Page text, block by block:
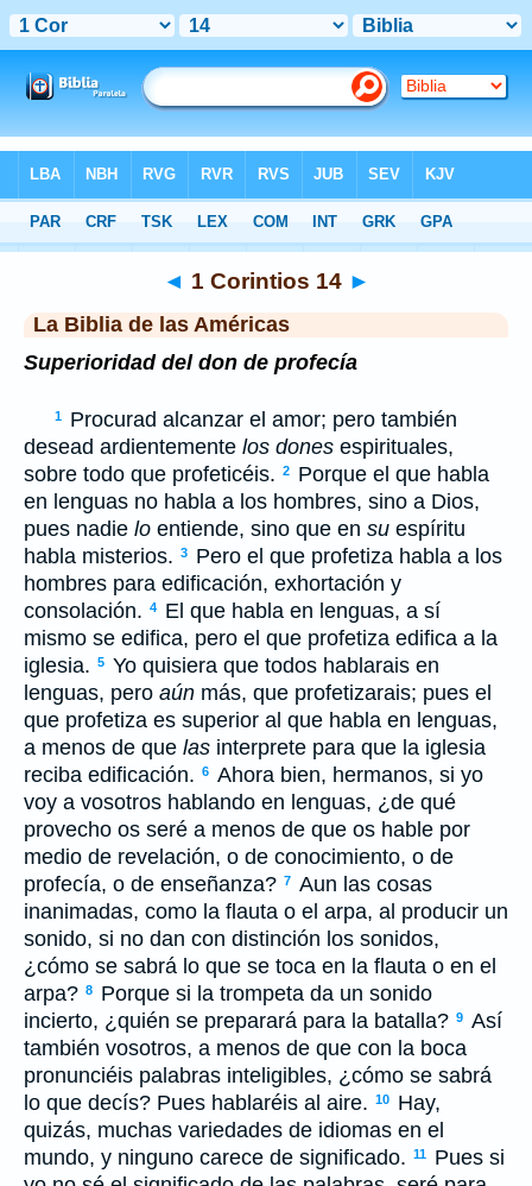
>LBLA > 1 Corintios 14
◄ 1 Corintios 14 ►
La Biblia de las Américas
Superioridad del don de profecía
1
Procurad alcanzar el amor; pero también
desead ardientemente los dones espirituales,
sobre todo que profeticéis. 2
Porque el que habla
en lenguas no habla a los hombres, sino a Dios,
pues nadie lo entiende, sino que en su espíritu
habla misterios. 3
Pero el que profetiza habla a los
hombres para edificación, exhortación y
consolación. 4
El que habla en lenguas, a sí
mismo se edifica, pero el que profetiza edifica a la
iglesia. 5 Yo quisiera que todos hablarais en
lenguas, pero aún más, que profetizarais; pues el
que profetiza es superior al que habla en lenguas,
a menos de que las interprete para que la iglesia
reciba edificación. 6 Ahora bien, hermanos, si yo
voy a vosotros hablando en lenguas, ¿de qué
provecho os seré a menos de que os hable por
medio de revelación, o de conocimiento, o de
profecía, o de enseñanza? 7 Aun las cosas
inanimadas, como la flauta o el arpa, al producir un
sonido, si no dan con distinción los sonidos,
¿cómo se sabrá lo que se toca en la flauta o en el
arpa? 8
Porque si la trompeta da un sonido
incierto, ¿quién se preparará para la batalla? 9 Así
también vosotros, a menos de que con la boca
pronunciéis palabras inteligibles, ¿cómo se sabrá
lo que decís? Pues hablaréis al aire. 10
Hay,
quizás, muchas variedades de idiomas en el
mundo, y ninguno carece de significado. 11
Pues si